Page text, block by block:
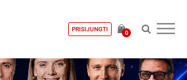
PRISIJUNGTI
0